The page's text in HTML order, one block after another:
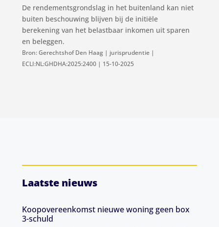
De rendementsgrondslag in het buitenland kan niet
buiten beschouwing blijven bij de initiële
berekening van het belastbaar inkomen uit sparen
en beleggen.
Bron: Gerechtshof Den Haag | jurisprudentie |
ECLI:NL:GHDHA:2025:2400 | 15-10-2025
Laatste nieuws
Koopovereenkomst nieuwe woning geen box
3-schuld